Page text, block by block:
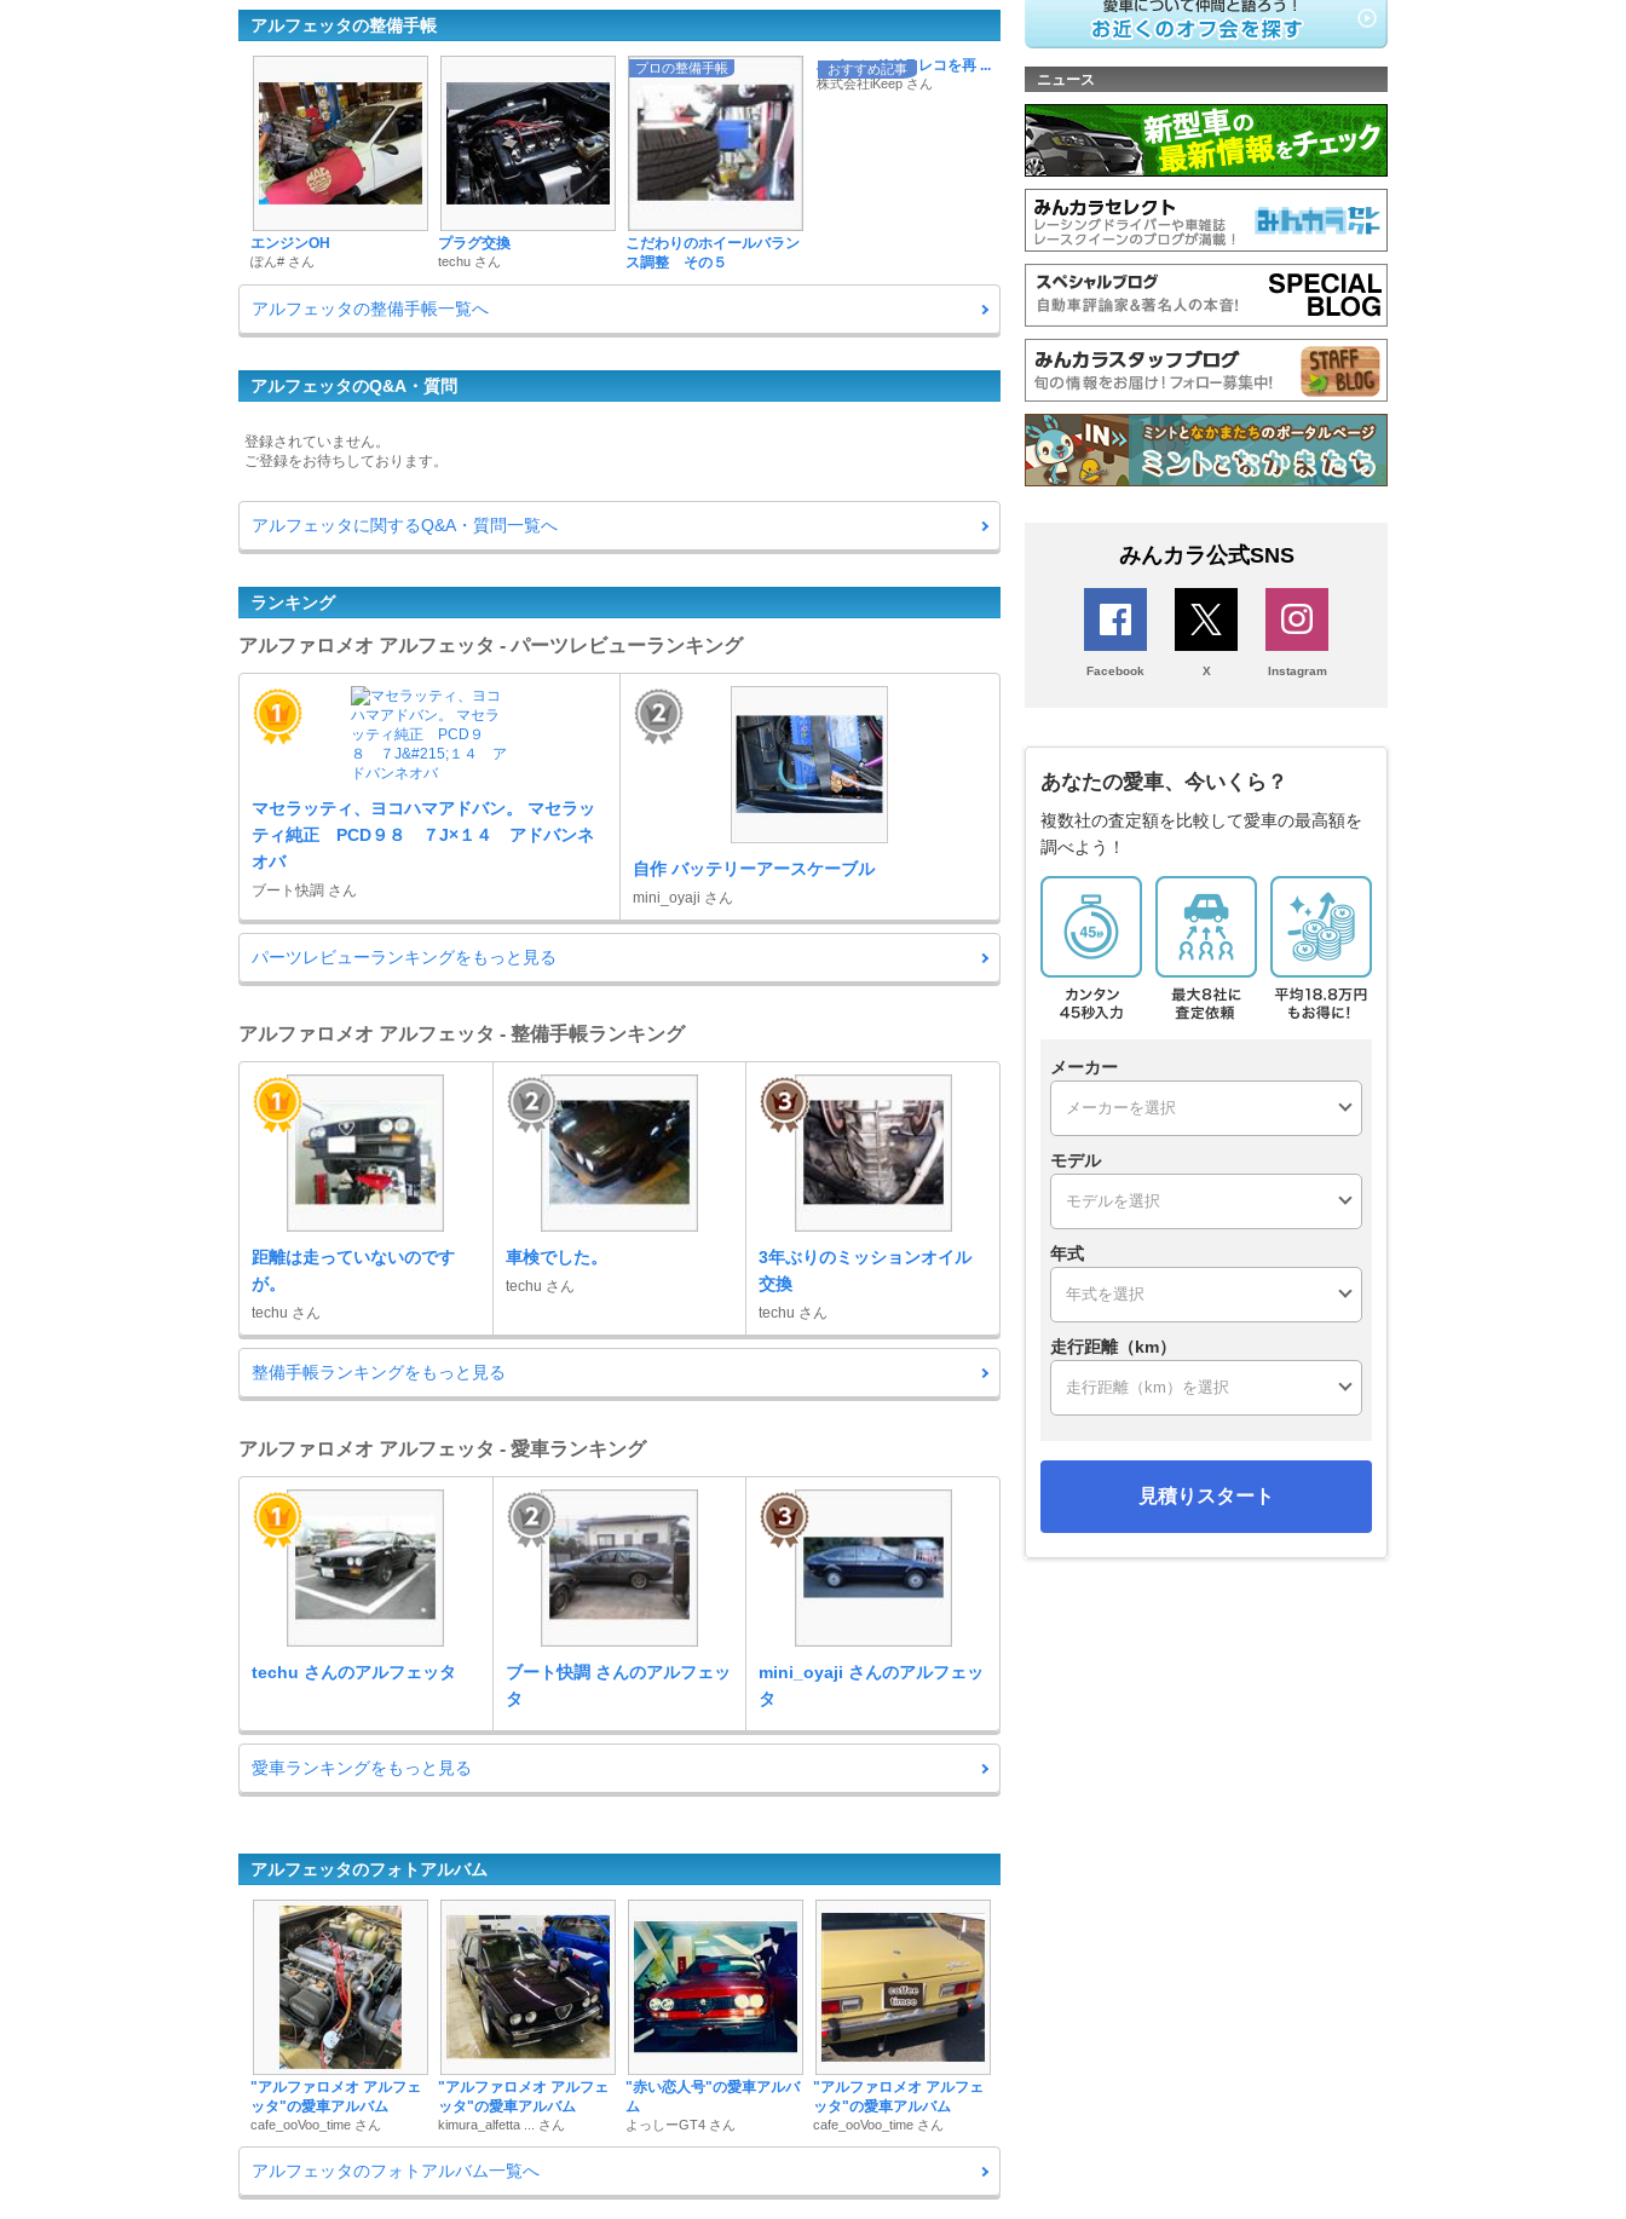
アルフェッタの整備手帳
エンジンOH
ぽん# さん
プラグ交換
techu さん
プロの整備手帳
こだわりのホイールバラン
ス調整 その５
おすすめ記事
ハイエンドドラレコを再 ...
株式会社iKeep さん
アルフェッタの整備手帳一覧へ
アルフェッタのQ&A・質問
登録されていません。
ご登録をお待ちしております。
アルフェッタに関するQ&A・質問一覧へ
ランキング
アルファロメオ アルフェッタ - パーツレビューランキング
マセラッティ、ヨコハマアドバン。 マセラッ
ティ純正 PCD９８ ７J×１４ アドバンネ
オバ
ブート快調 さん
自作 バッテリーアースケーブル
mini_oyaji さん
パーツレビューランキングをもっと見る
アルファロメオ アルフェッタ - 整備手帳ランキング
距離は走っていないのです
が。
techu さん
車検でした。
techu さん
3年ぶりのミッションオイル
交換
techu さん
整備手帳ランキングをもっと見る
アルファロメオ アルフェッタ - 愛車ランキング
techu さんのアルフェッタ
ブート快調 さんのアルフェッ
タ
mini_oyaji さんのアルフェッ
タ
愛車ランキングをもっと見る
アルフェッタのフォトアルバム
"アルファロメオ アルフェ
ッタ"の愛車アルバム
cafe_ooVoo_time さん
"アルファロメオ アルフェ
ッタ"の愛車アルバム
kimura_alfetta ... さん
"赤い恋人号"の愛車アルバ
ム
よっしーGT4 さん
"アルファロメオ アルフェ
ッタ"の愛車アルバム
cafe_ooVoo_time さん
アルフェッタのフォトアルバム一覧へ
ニュース
みんカラ公式SNS
Facebook X Instagram
あなたの愛車、今いくら？
複数社の査定額を比較して愛車の最高額を
調べよう！
メーカー
モデル
年式
走行距離（km）
見積りスタート